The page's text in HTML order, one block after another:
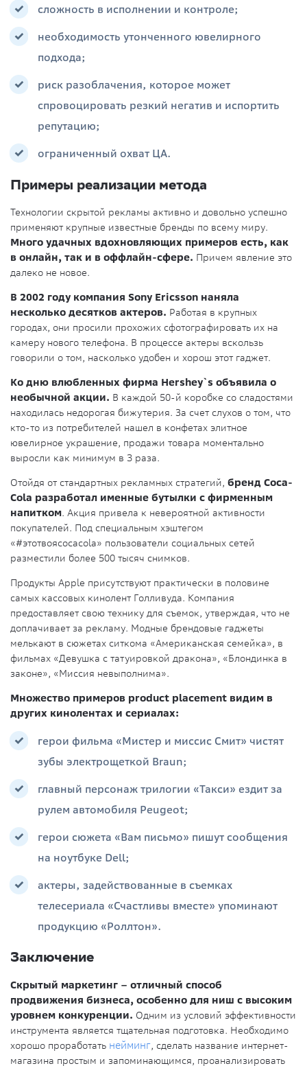
сложность в исполнении и контроле;
необходимость утонченного ювелирного
подхода;
риск разоблачения, которое может
спровоцировать резкий негатив и испортить
репутацию;
ограниченный охват ЦА.
Примеры реализации метода
Технологии скрытой рекламы активно и довольно успешно
применяют крупные известные бренды по всему миру.
Много удачных вдохновляющих примеров есть, как
в онлайн, так и в оффлайн-сфере. Причем явление это
далеко не новое.
В 2002 году компания Sony Ericsson наняла
несколько десятков актеров. Работая в крупных
городах, они просили прохожих сфотографировать их на
камеру нового телефона. В процессе актеры вскользь
говорили о том, насколько удобен и хорош этот гаджет.
Ко дню влюбленных фирма Hershey`s объявила о
необычной акции. В каждой 50-й коробке со сладостями
находилась недорогая бижутерия. За счет слухов о том, что
кто-то из потребителей нашел в конфетах элитное
ювелирное украшение, продажи товара моментально
выросли как минимум в 3 раза.
Отойдя от стандартных рекламных стратегий, бренд Coca-
Cola разработал именные бутылки с фирменным
напитком. Акция привела к невероятной активности
покупателей. Под специальным хэштегом
«#этотвояcocacola» пользователи социальных сетей
разместили более 500 тысяч снимков.
Продукты Apple присутствуют практически в половине
самых кассовых кинолент Голливуда. Компания
предоставляет свою технику для съемок, утверждая, что не
доплачивает за рекламу. Модные брендовые гаджеты
мелькают в сюжетах ситкома «Американская семейка», в
фильмах «Девушка с татуировкой дракона», «Блондинка в
законе», «Миссия невыполнима».
Множество примеров product placement видим в
других кинолентах и сериалах:
герои фильма «Мистер и миссис Смит» чистят
зубы электрощеткой Braun;
главный персонаж трилогии «Такси» ездит за
рулем автомобиля Peugeot;
герои сюжета «Вам письмо» пишут сообщения
на ноутбуке Dell;
актеры, задействованные в съемках
телесериала «Счастливы вместе» упоминают
продукцию «Роллтон».
Заключение
Скрытый маркетинг – отличный способ
продвижения бизнеса, особенно для ниш с высоким
уровнем конкуренции. Одним из условий эффективности
инструмента является тщательная подготовка. Необходимо
хорошо проработать нейминг, сделать название интернет-
магазина простым и запоминающимся, проанализировать